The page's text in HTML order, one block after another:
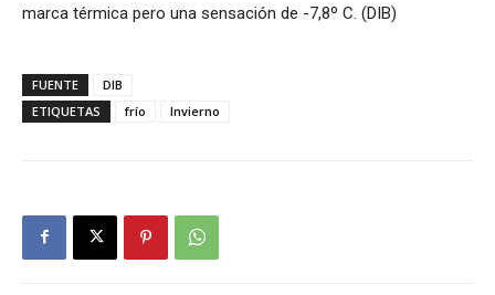
marca térmica pero una sensación de -7,8º C. (DIB)
FUENTE
DIB
ETIQUETAS
frío Invierno